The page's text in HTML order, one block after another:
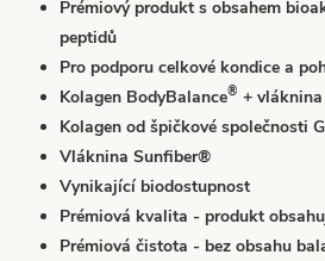
Prémiový produkt s obsahem
peptidů
Pro podporu celkové kondice a
Kolagen BodyBalance® + vláknina
Kolagen od špičkové společnosti
Vláknina Sunfiber®
Vynikající biodostupnost
Prémiová kvalita - produkt
Prémiová čistota - bez obsahu